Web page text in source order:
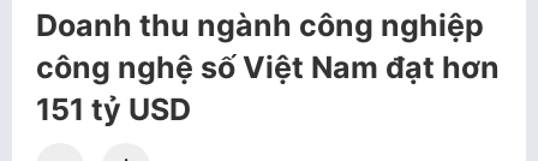
Doanh thu ngành công nghiệp
công nghệ số Việt Nam đạt hơn
151 tỷ USD